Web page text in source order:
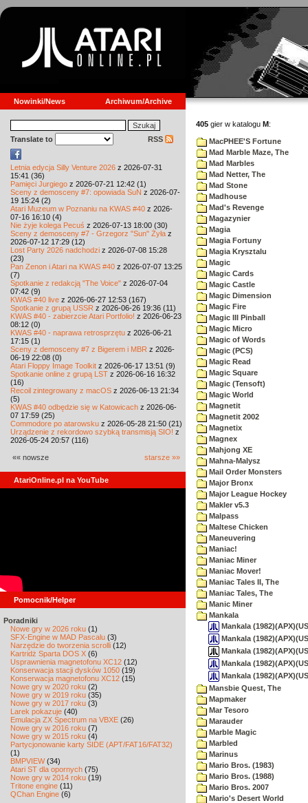
Nowinki/News Archiwum/Archive
Translate to RSS
Letnia edycja Silly Venture 2026 z 2026-07-31
15:41 (36)
Pamięci Jurgiego z 2026-07-21 12:42 (1)
Sceny z demosceny #7: opowiada SuN z 2026-07-
19 15:24 (2)
Atari Muzeum w Poznaniu na KWAS #40 z 2026-
07-16 16:10 (4)
Nie żyje kolega Pecuś z 2026-07-13 18:00 (30)
Sceny z demosceny #7 - Grzegorz "Sun" Żyła z
2026-07-12 17:29 (12)
Lost Party 2026 nadchodzi z 2026-07-08 15:28
(23)
Pan Zenon i Atari na KWAS #40 z 2026-07-07 13:25
(7)
Spotkanie z redakcją "The Voice" z 2026-07-04
07:42 (9)
KWAS #40 live z 2026-06-27 12:53 (167)
Spotkanie z grupą USSR z 2026-06-26 19:36 (11)
KWAS #40 - zabierzcie Atari Portfolio! z 2026-06-23
08:12 (0)
KWAS #40 - naprawa retrosprzętu z 2026-06-21
17:15 (1)
Sceny z demosceny #7 z Bigerem i MBR z 2026-
06-19 22:08 (0)
Atari Floppy Image Toolkit z 2026-06-17 13:51 (9)
Spotkanie online z grupą LST z 2026-06-16 16:32
(16)
Recoil zintegrowany z macOS z 2026-06-13 21:34
(5)
KWAS #40 odbędzie się w Katowicach z 2026-06-
07 17:59 (25)
Commodore po atarowsku z 2026-05-28 21:50 (21)
Urządzenie z rekordowo szybką transmisją SIO! z
2026-05-24 20:57 (116)
«« nowsze starsze »»
AtariOnline.pl na YouTube
Pomocnik/Helper
Poradniki
Nowe gry w 2026 roku (1)
SFX-Engine w MAD Pascalu (3)
Narzędzie do tworzenia scrolli (12)
Kartridż Sparta DOS X (6)
Usprawnienia magnetofonu XC12 (12)
Konserwacja stacji dysków 1050 (19)
Konserwacja magnetofonu XC12 (15)
Nowe gry w 2020 roku (2)
Nowe gry w 2019 roku (35)
Nowe gry w 2017 roku (3)
Larek pokazuje (40)
Emulacja ZX Spectrum na VBXE (26)
Nowe gry w 2016 roku (7)
Nowe gry w 2015 roku (4)
Partycjonowanie karty SIDE (APT/FAT16/FAT32)
(1)
BMPVIEW(34)
Atari ST dla opornych (75)
Nowe gry w 2014 roku (19)
Tritone engine (11)
QChan Engine (6)
405 gier w katalogu M:
MacPHEE'S Fortune
Mad Marble Maze, The
Mad Marbles
Mad Netter, The
Mad Stone
Madhouse
Mad's Revenge
Magazynier
Magia
Magia Fortuny
Magia Krysztalu
Magic
Magic Cards
Magic Castle
Magic Dimension
Magic Fire
Magic III Pinball
Magic Micro
Magic of Words
Magic (PCS)
Magic Read
Magic Square
Magic (Tensoft)
Magic World
Magnetit
Magnetit 2002
Magnetix
Magnex
Mahjong XE
Mahna-Malysz
Mail Order Monsters
Major Bronx
Major League Hockey
Makler v5.3
Malpass
Maltese Chicken
Maneuvering
Maniac!
Maniac Miner
Maniac Mover!
Maniac Tales II, The
Maniac Tales, The
Manic Miner
Mankala
Mankala
Mankala
Mankala
Mankala
Mankala
Mansbie Quest, The
Mapmaker
Mar Tesoro
Marauder
Marble Magic
Marbled
Marinus
Mario Bros. (1983)
Mario Bros. (1988)
Mario Bros. 2007
Mario's Desert World